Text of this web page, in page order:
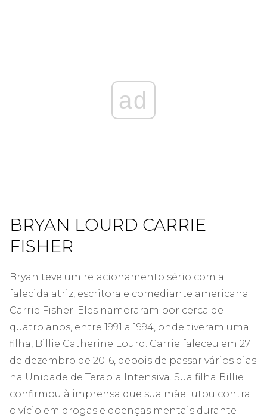
ad
BRYAN LOURD CARRIE
FISHER
Bryan teve um relacionamento sério com a
falecida atriz, escritora e comediante americana
Carrie Fisher. Eles namoraram por cerca de
quatro anos, entre 1991 a 1994, onde tiveram uma
filha, Billie Catherine Lourd. Carrie faleceu em 27
de dezembro de 2016, depois de passar vários dias
na Unidade de Terapia Intensiva. Sua filha Billie
confirmou à imprensa que sua mãe lutou contra
o vício em drogas e doenças mentais durante